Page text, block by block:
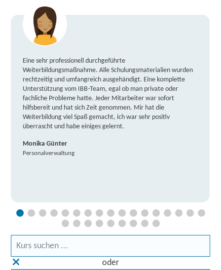
Eine sehr professionell durchgeführte
Weiterbildungsmaßnahme. Alle Schulungsmaterialien wurden
rechtzeitig und umfangreich ausgehändigt. Eine komplette
Unterstützung vom IBB-Team, egal ob man private oder
fachliche Probleme hatte. Jeder Mitarbeiter war sofort
hilfsbereit und hat sich Zeit genommen. Mir hat die
Weiterbildung viel Spaß gemacht, ich war sehr positiv
überrascht und habe einiges gelernt.
Monika Günter
Personalverwaltung
oder